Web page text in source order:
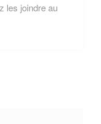
les joindre au